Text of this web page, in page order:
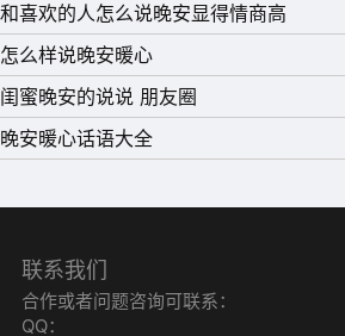
14、 不必太纠结于当下，也不必太忧
一些事情的时候，眼前的风景已经和
15、 真正的励志哪里是和你灌输努力
志是生于平凡，却用自己的方式，热
和喜欢的人怎么说晚安显得情商高
怎么样说晚安暖心
闺蜜晚安的说说 朋友圈
晚安暖心话语大全
联系我们
合作或者问题咨询可联系：
QQ：